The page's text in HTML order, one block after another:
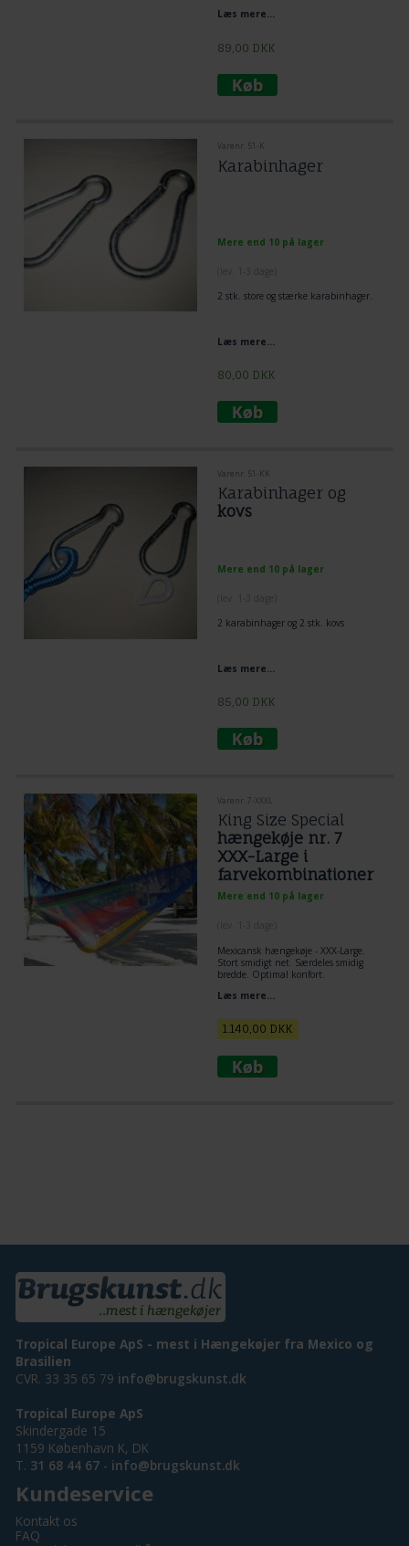
1 cm diameter
Læs mere...
89,00 DKK
Varenr. 51-K
Karabinhager
Mere end 10 på lager
2 stk. store og stærke karabinhager.
Læs mere...
80,00 DKK
Varenr. 51-KK
Karabinhager og
kovs
Mere end 10 på lager
2 karabinhager og 2 stk. kovs
Læs mere...
85,00 DKK
Varenr. 7-XXXL
King Size Special
hængekøje nr. 7
XXX-Large i
farvekombinationer
Mere end 10 på lager
Mexicansk hængekøje- XXX-Large.
Stort smidigt net. Særdeles smidig
bredde. Optimal konfort.
Læs mere...
1.140,00 DKK
Tropical Europe ApS - mest i Hængekøjer fra Mexico og
Brasilien
CVR. 33 35 65 79 info@brugskunst.dk
Tropical Europe ApS
Skindergade 15
1159 København K, DK
T. 31 68 44 67 - info@brugskunst.dk
Kundeservice
Kontakt os
FAQ